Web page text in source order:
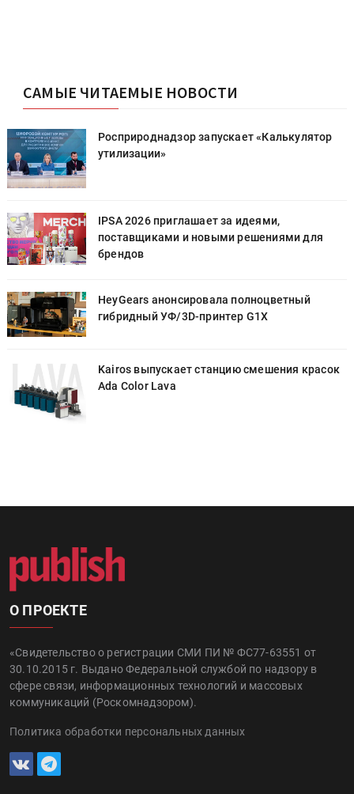
САМЫЕ ЧИТАЕМЫЕ НОВОСТИ
Росприроднадзор запускает «Калькулятор
утилизации»
IPSA 2026 приглашает за идеями,
поставщиками и новыми решениями для
брендов
HeyGears анонсировала полноцветный
гибридный УФ/3D-принтер G1X
Kairos выпускает станцию смешения красок
Ada Color Lava
О ПРОЕКТЕ
«Свидетельство о регистрации СМИ ПИ № ФС77-63551 от
30.10.2015 г. Выдано Федеральной службой по надзору в
сфере связи, информационных технологий и массовых
коммуникаций (Роскомнадзором).
Политика обработки персональных данных